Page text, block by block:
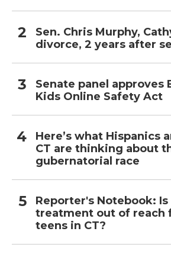
Sen. Chris Murphy,
divorce, 2 years after
Senate panel approves
Kids Online Safety Act
Here’s what Hispanics
CT are thinking about
gubernatorial race
Reporter's Notebook:
treatment out of reach
teens in CT?